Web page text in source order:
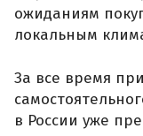
ожиданиям
локальным
За все время
в России уже